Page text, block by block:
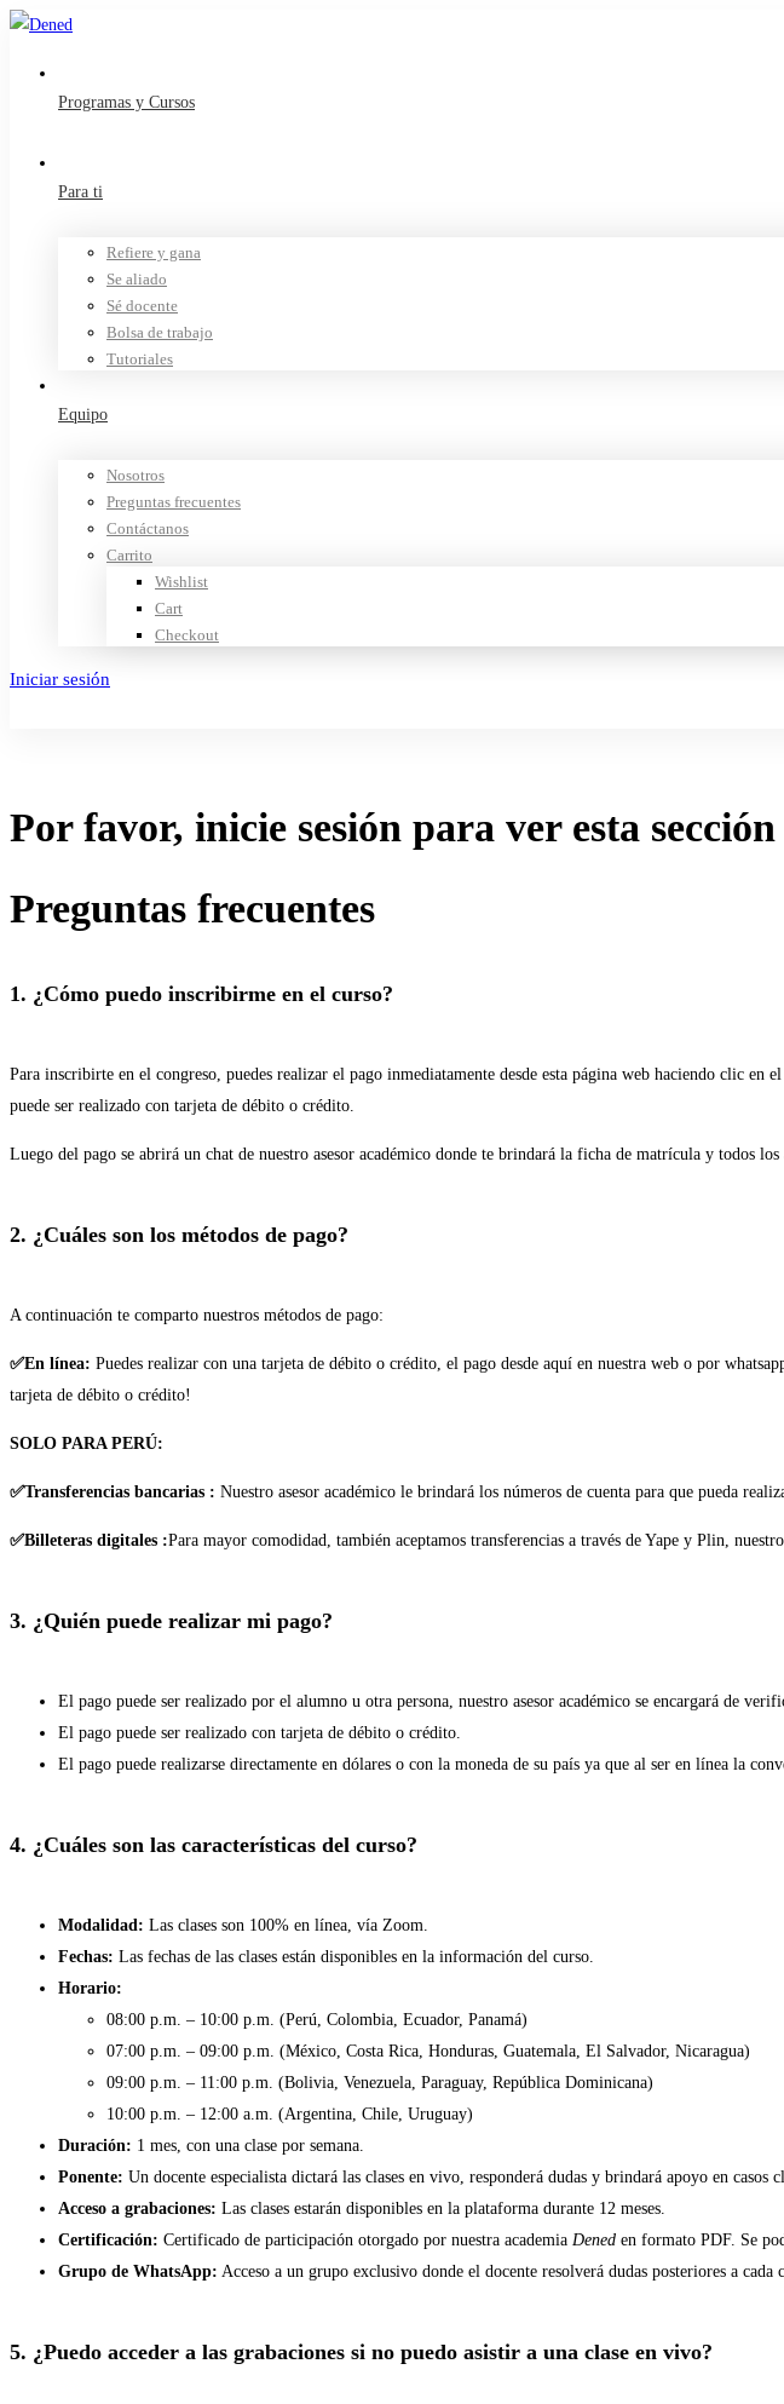
Programas y Cursos
Para ti
Refiere y gana
Se aliado
Sé docente
Bolsa de trabajo
Tutoriales
Equipo
Nosotros
Preguntas frecuentes
Contáctanos
Carrito
Wishlist
Cart
Checkout
Iniciar sesión
Por favor, inicie sesión para ver esta sección
Preguntas frecuentes
1. ¿Cómo puedo inscribirme en el curso?
Para inscribirte en el congreso, puedes realizar el pago inmediatamente desde esta página web haciendo clic en
puede ser realizado con tarjeta de débito o crédito.
Luego del pago se abrirá un chat de nuestro asesor académico donde te brindará la ficha de matrícula y todos los
2. ¿Cuáles son los métodos de pago?
A continuación te comparto nuestros métodos de pago:
✅En línea: Puedes realizar con una tarjeta de débito o crédito, el pago desde aquí en nuestra web o por
tarjeta de débito o crédito!
SOLO PARA PERÚ:
✅Transferencias bancarias : Nuestro asesor académico le brindará los números de cuenta para que pueda
✅Billeteras digitales :Para mayor comodidad, también aceptamos transferencias a través de Yape y Plin,
3. ¿Quién puede realizar mi pago?
El pago puede ser realizado por el alumno u otra persona, nuestro asesor académico se encargará de
El pago puede ser realizado con tarjeta de débito o crédito.
El pago puede realizarse directamente en dólares o con la moneda de su país ya que al ser en línea la
4. ¿Cuáles son las características del curso?
Modalidad: Las clases son 100% en línea, vía Zoom.
Fechas: Las fechas de las clases están disponibles en la información del curso.
Horario:
08:00 p.m. – 10:00 p.m. (Perú, Colombia, Ecuador, Panamá)
07:00 p.m. – 09:00 p.m. (México, Costa Rica, Honduras, Guatemala, El Salvador, Nicaragua)
09:00 p.m. – 11:00 p.m. (Bolivia, Venezuela, Paraguay, República Dominicana)
10:00 p.m. – 12:00 a.m. (Argentina, Chile, Uruguay)
Duración: 1 mes, con una clase por semana.
Ponente: Un docente especialista dictará las clases en vivo, responderá dudas y brindará apoyo en casos
Acceso a grabaciones: Las clases estarán disponibles en la plataforma durante 12 meses.
Certificación: Certificado de participación otorgado por nuestra academia Dened en formato PDF. Se
Grupo de WhatsApp: Acceso a un grupo exclusivo donde el docente resolverá dudas posteriores a cada
5. ¿Puedo acceder a las grabaciones si no puedo asistir a una clase en vivo?